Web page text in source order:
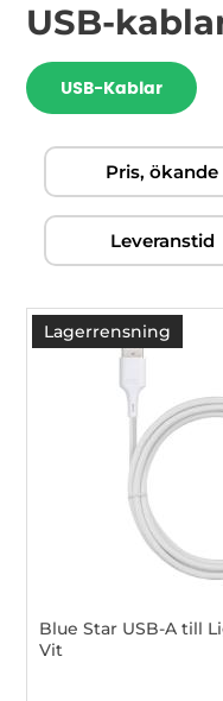
USB-
USB-Kablar
över
filtersektionen
Filtrera &
Pris, ökande
Leveranstid
Lagerrensning
Blue Star USB-A till
Vit